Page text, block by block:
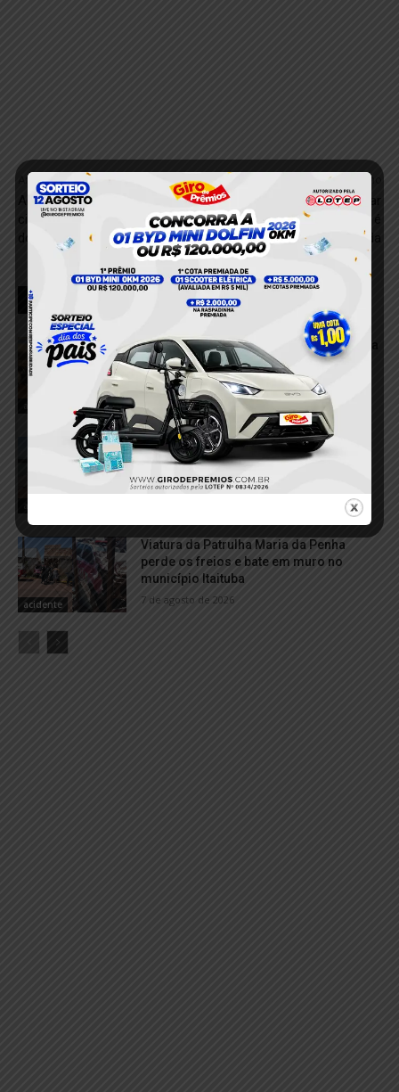
Anterior
Acidente na BR-222 deixa
cinco mortos entre Rondon
do Pará e Dom Eliseu
Suspeito de arrombar
lanchonete e furtar R$ 1 mil é
preso em Moraes Almeida
RELACIONADOS
VÍDEO; Caminhonete arrasta motocicleta
após acidente e deixa duas mulheres
feridas em Itaituba
7 de agosto de 2026
Balsa com calcário perde controle e
colide com embarcação no Porto de
Miritituba
acidente
Viatura da Patrulha Maria da Penha
perde os freios e bate em muro no
município Itaituba
7 de agosto de 2026